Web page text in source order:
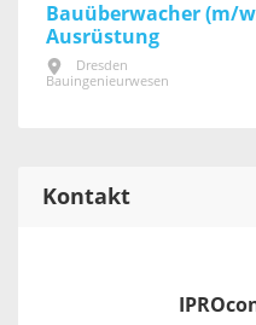
Bauüberwacher (m/
Ausrüstung
Dresden
Bauingenieurwesen
Kontakt